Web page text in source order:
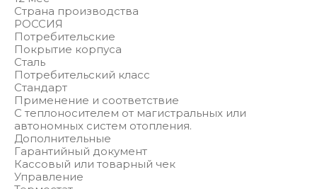
Страна производства
РОССИЯ
Потребительские
Покрытие корпуса
Сталь
Потребительский класс
Стандарт
Применение и соответствие
С теплоносителем от магистральных или
автономных систем отопления.
Дополнительные
Гарантийный документ
Кассовый или товарный чек
Управление